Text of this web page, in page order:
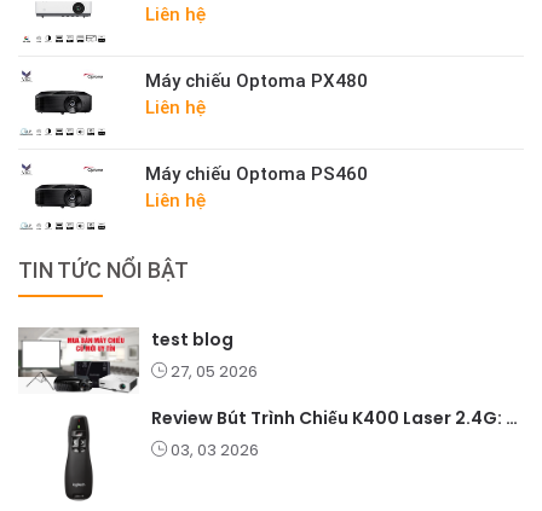
Liên hệ
Máy chiếu Optoma PX480
Liên hệ
Máy chiếu Optoma PS460
Liên hệ
TIN TỨC NỔI BẬT
test blog
27, 05 2026
Review Bút Trình Chiếu K400 Laser 2.4G: Nhỏ Gọn, Ổn Định, Lý Tưởng Cho Giáo Viên Và Doanh Nghiệp
03, 03 2026